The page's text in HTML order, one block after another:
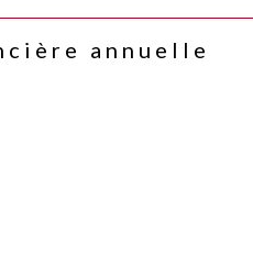
annuelle